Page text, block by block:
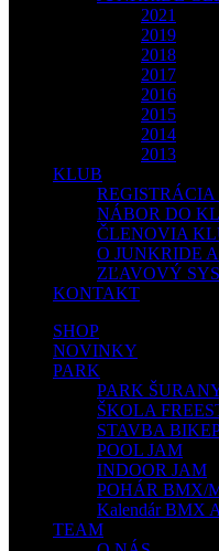
2021
2019
2018
2017
2016
2015
2014
2013
KLUB
REGISTRÁCIA
NÁBOR DO
ČLENOVIA
O JUNKRIDE
ZĽAVOVÝ
KONTAKT
SHOP
NOVINKY
PARK
PARK
ŠKOLA
STAVBA
POOL JAM
INDOOR JAM
POHÁR BMX/
Kalendár BMX
TEAM